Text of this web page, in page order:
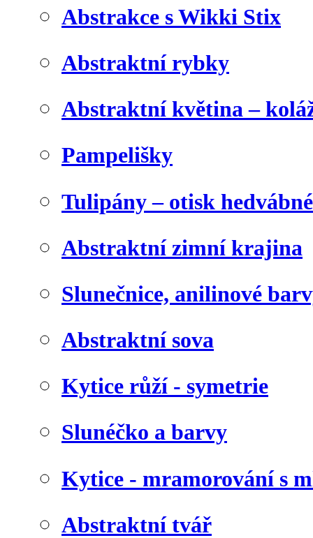
Abstrakce s Wikki Stix
Abstraktní rybky
Abstraktní květina –
Pampelišky
Tulipány – otisk
Abstraktní zimní krajina
Slunečnice, anilinové
Abstraktní sova
Kytice růží - symetrie
Slunéčko a barvy
Kytice - mramorování s
Abstraktní tvář